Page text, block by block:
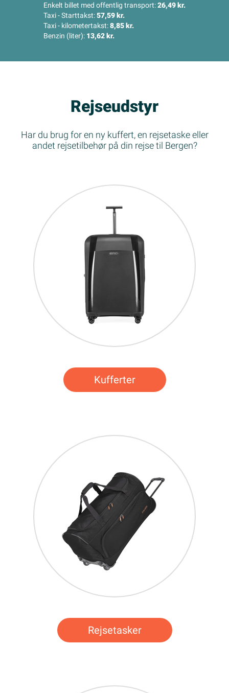
Enkelt billet med offentlig transport:26,49 kr.
Taxi - Starttakst:57,59 kr.
Taxi - kilometertakst:8,85 kr.
Benzin (liter): 13,62 kr.
Rejseudstyr
Har du brug for en ny kuffert, en rejsetaske eller
andet rejsetilbehør på din rejse til Bergen?
Kufferter
Rejsetasker